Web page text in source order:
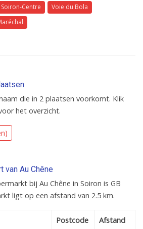
Soiron-Centre
Voie du Bola
die in 2 plaatsen voorkomt. Klik
het overzicht.
van Au Chêne
bij Au Chêne in Soiron is GB
ligt op een afstand van 2.5 km.
Postcode Afstand